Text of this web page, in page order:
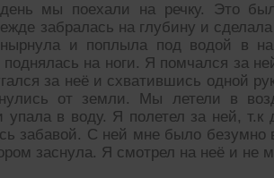
мы поехали на речку. Это
забралась на глубину и
и поплыла под водой в
на ноги. Я помчался за
за неё и схватившись одной
от земли. Мы летели в
упала в воду. Я полетел за ней,
забавой. С ней мне было
заснула. Я смотрел на неё и не